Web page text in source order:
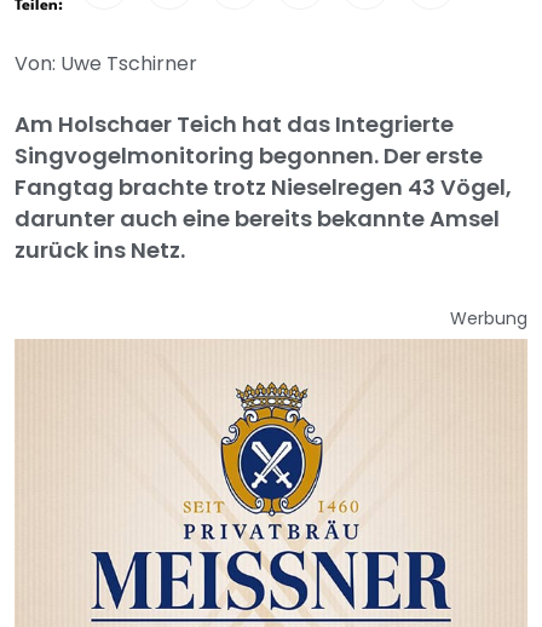
Teilen:
Von: Uwe Tschirner
Am Holschaer Teich hat das Integrierte
Singvogelmonitoring begonnen. Der erste
Fangtag brachte trotz Nieselregen 43 Vögel,
darunter auch eine bereits bekannte Amsel
zurück ins Netz.
Werbung